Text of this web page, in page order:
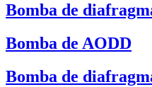
Bomba de
Bomba de AODD
Bomba de